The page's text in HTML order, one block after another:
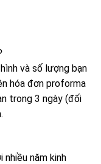
và số lượng bạn
hóa đơn proforma
trong 3 ngày (đối
nhiều năm kinh